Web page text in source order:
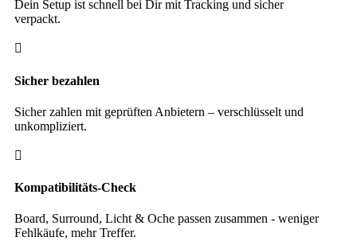
Dein Setup ist schnell bei Dir mit Tracking und sicher
verpackt.

Sicher bezahlen
Sicher zahlen mit geprüften Anbietern – verschlüsselt und
unkompliziert.

Kompatibilitäts-Check
Board, Surround, Licht & Oche passen zusammen - weniger
Fehlkäufe, mehr Treffer.